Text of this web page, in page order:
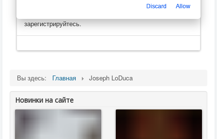
оценивать, оставлять комментарии, создавать
зарегистрируйтесь.
Вы здесь: Главная Joseph LoDuca
Новинки на сайте
Discard Allow